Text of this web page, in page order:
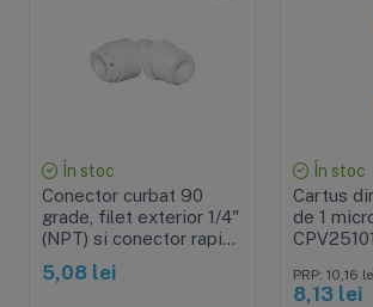
În stoc
Conector curbat 90
grade, filet exterior 1/4"
(NPT) si conector rapid
tub 1/4" (QC)
5,08 lei
În stoc
Cartus
de 1
PRP: 10,16
8,13 lei